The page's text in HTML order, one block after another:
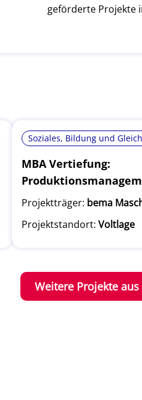
geförderte Projekte
Soziales, Bildung und
MBA Vertiefung:
Projektträger: bema
Projektstandort: Voltlage
Weitere Projekte